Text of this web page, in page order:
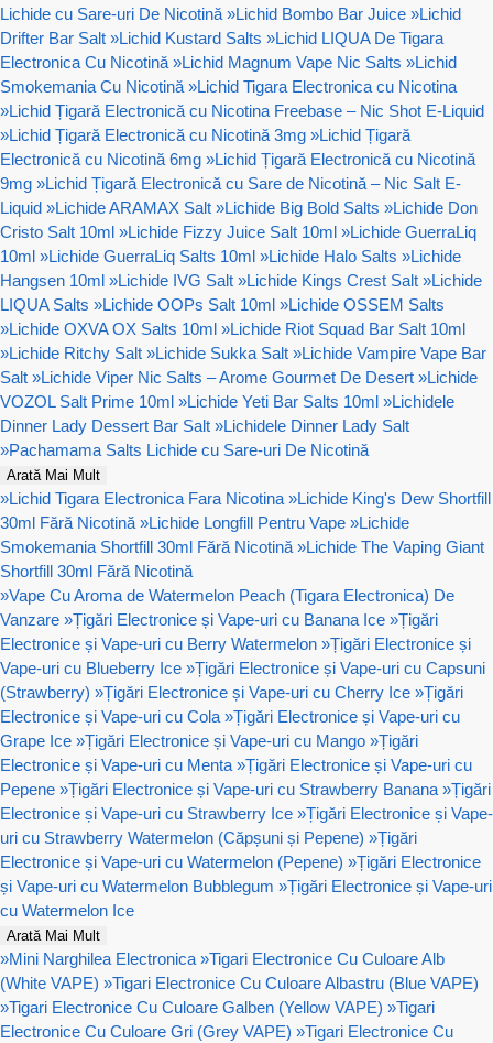
Lichide cu Sare-uri De Nicotină »Lichid Bombo Bar Juice »Lichid
Drifter Bar Salt »Lichid Kustard Salts »Lichid LIQUA De Tigara
Electronica Cu Nicotină »Lichid Magnum Vape Nic Salts »Lichid
Smokemania Cu Nicotină »Lichid Tigara Electronica cu Nicotina
»Lichid Țigară Electronică cu Nicotina Freebase – Nic Shot E-Liquid
»Lichid Țigară Electronică cu Nicotină 3mg »Lichid Țigară
Electronică cu Nicotină 6mg »Lichid Țigară Electronică cu Nicotină
9mg »Lichid Țigară Electronică cu Sare de Nicotină – Nic Salt E-
Liquid »Lichide ARAMAX Salt »Lichide Big Bold Salts »Lichide Don
Cristo Salt 10ml »Lichide Fizzy Juice Salt 10ml »Lichide GuerraLiq
10ml »Lichide GuerraLiq Salts 10ml »Lichide Halo Salts »Lichide
Hangsen 10ml »Lichide IVG Salt »Lichide Kings Crest Salt »Lichide
LIQUA Salts »Lichide OOPs Salt 10ml »Lichide OSSEM Salts
»Lichide OXVA OX Salts 10ml »Lichide Riot Squad Bar Salt 10ml
»Lichide Ritchy Salt »Lichide Sukka Salt »Lichide Vampire Vape Bar
Salt »Lichide Viper Nic Salts – Arome Gourmet De Desert »Lichide
VOZOL Salt Prime 10ml »Lichide Yeti Bar Salts 10ml »Lichidele
Dinner Lady Dessert Bar Salt »Lichidele Dinner Lady Salt
»Pachamama Salts Lichide cu Sare-uri De Nicotină
Arată Mai Mult
»Lichid Tigara Electronica Fara Nicotina »Lichide King's Dew Shortfill
30ml Fără Nicotină »Lichide Longfill Pentru Vape »Lichide
Smokemania Shortfill 30ml Fără Nicotină »Lichide The Vaping Giant
Shortfill 30ml Fără Nicotină
»Vape Cu Aroma de Watermelon Peach (Tigara Electronica) De
Vanzare »Țigări Electronice și Vape-uri cu Banana Ice »Țigări
Electronice și Vape-uri cu Berry Watermelon »Țigări Electronice și
Vape-uri cu Blueberry Ice »Țigări Electronice și Vape-uri cu Capsuni
(Strawberry) »Țigări Electronice și Vape-uri cu Cherry Ice »Țigări
Electronice și Vape-uri cu Cola »Țigări Electronice și Vape-uri cu
Grape Ice »Țigări Electronice și Vape-uri cu Mango »Țigări
Electronice și Vape-uri cu Menta »Țigări Electronice și Vape-uri cu
Pepene »Țigări Electronice și Vape-uri cu Strawberry Banana »Țigări
Electronice și Vape-uri cu Strawberry Ice »Țigări Electronice și Vape-
uri cu Strawberry Watermelon (Căpșuni și Pepene) »Țigări
Electronice și Vape-uri cu Watermelon (Pepene) »Țigări Electronice
și Vape-uri cu Watermelon Bubblegum »Țigări Electronice și Vape-uri
cu Watermelon Ice
Arată Mai Mult
»Mini Narghilea Electronica »Tigari Electronice Cu Culoare Alb
(White VAPE) »Tigari Electronice Cu Culoare Albastru (Blue VAPE)
»Tigari Electronice Cu Culoare Galben (Yellow VAPE) »Tigari
Electronice Cu Culoare Gri (Grey VAPE) »Tigari Electronice Cu